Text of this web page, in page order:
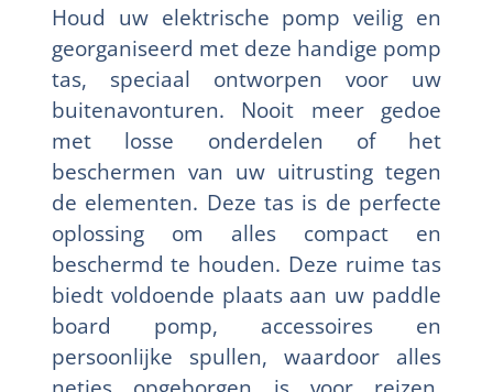
Houd uw elektrische pomp veilig en
georganiseerd met deze handige pomp
tas, speciaal ontworpen voor uw
buitenavonturen. Nooit meer gedoe
met losse onderdelen of het
beschermen van uw uitrusting tegen
de elementen. Deze tas is de perfecte
oplossing om alles compact en
beschermd te houden. Deze ruime tas
biedt voldoende plaats aan uw paddle
board pomp, accessoires en
persoonlijke spullen, waardoor alles